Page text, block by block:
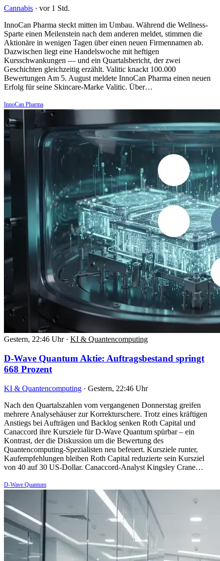
Cannabis · vor 1 Std.
InnoCan Pharma steckt mitten im Umbau. Während die Wellness-
Sparte einen Meilenstein nach dem anderen meldet, stimmen die
Aktionäre in wenigen Tagen über einen neuen Firmennamen ab.
Dazwischen liegt eine Handelswoche mit heftigen
Kursschwankungen — und ein Quartalsbericht, der zwei
Geschichten gleichzeitig erzählt. Valitic knackt 100.000
Bewertungen Am 5. August meldete InnoCan Pharma einen neuen
Erfolg für seine Skincare-Marke Valitic. Über…
InnoCan Pharma
Gestern, 22:46 Uhr · KI & Quantencomputing
D-Wave Quantum Aktie: Auftragsbestand springt
668 Prozent
KI & Quantencomputing · Gestern, 22:46 Uhr
Nach den Quartalszahlen vom vergangenen Donnerstag greifen
mehrere Analysehäuser zur Korrekturschere. Trotz eines kräftigen
Anstiegs bei Aufträgen und Backlog senken Roth Capital und
Canaccord ihre Kursziele für D-Wave Quantum spürbar – ein
Kontrast, der die Diskussion um die Bewertung des
Quantencomputing-Spezialisten neu befeuert. Kursziele runter,
Kaufempfehlungen bleiben Roth Capital reduzierte sein Kursziel
von 40 auf 30 US-Dollar. Canaccord-Analyst Kingsley Crane…
D-Wave Quantum